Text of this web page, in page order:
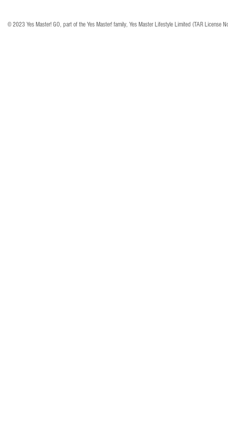
© 2023 Yes Master! GO, part of the Yes Master! family, Yes Master Lifestyle Limited (TAR License